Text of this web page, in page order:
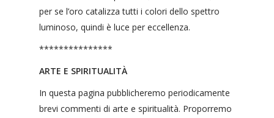
per se l’oro catalizza tutti i colori dello spettro
luminoso, quindi è luce per eccellenza.
***************
ARTE E SPIRITUALITÀ
In questa pagina pubblicheremo periodicamente
brevi commenti di arte e spiritualità. Proporremo